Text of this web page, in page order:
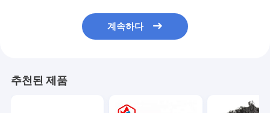
계속하다
추천된 제품